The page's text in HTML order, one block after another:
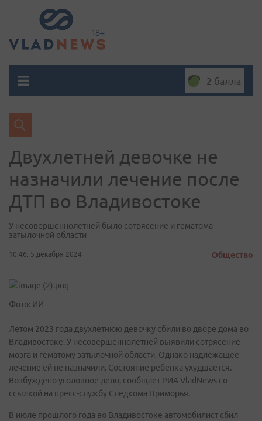
2 балла
Двухлетней девочке не
назначили лечение после
ДТП во Владивостоке
У несовершеннолетней было сотрясение и гематома
затылочной области
10:46, 5 декабря 2024 Общество
Фото: ИИ
Летом 2023 года двухлетнюю девочку сбили во дворе дома во
Владивостоке. У несовершеннолетней выявили сотрясение
мозга и гематому затылочной области. Однако надлежащее
лечение ей не назначили. Состояние ребенка ухудшается.
Возбуждено уголовное дело, сообщает РИА VladNews со
ссылкой на пресс-службу Следкома Приморья.
В июле прошлого года во Владивостоке автомобилист сбил